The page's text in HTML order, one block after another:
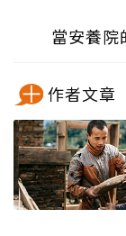
當安養院
作者文章